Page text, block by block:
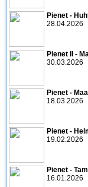
Pienet -
28.04.2026
Pienet II -
30.03.2026
Pienet -
18.03.2026
Pienet -
19.02.2026
Pienet -
16.01.2026